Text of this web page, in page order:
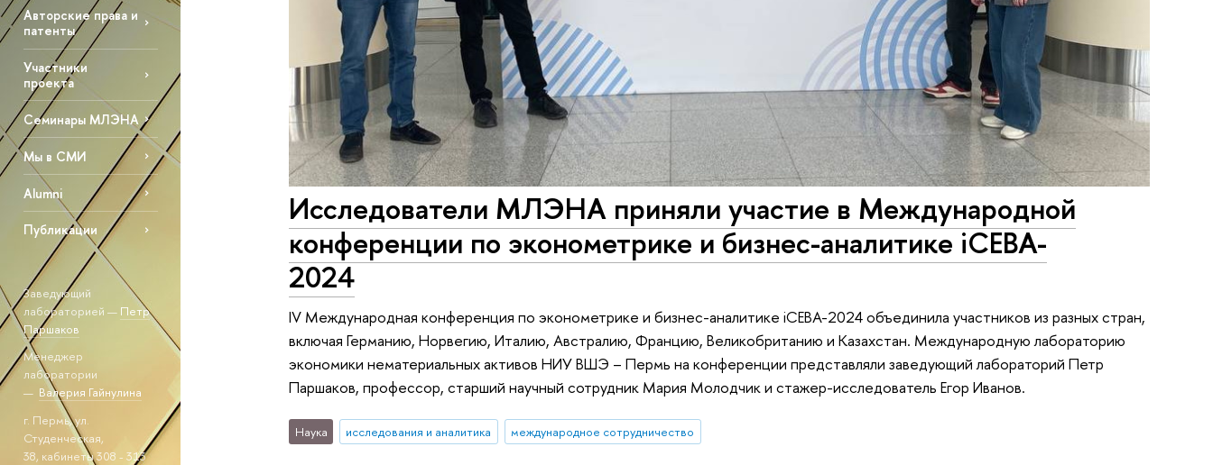
Авторские права и
патенты
Участники
проекта
Семинары МЛЭНА
Мы в СМИ
Alumni
Публикации
Заведующий
лабораторией — Петр
Паршаков
Менеджер
лаборатории
— Валерия Гайнулина
г. Пермь, ул.
Студенческая,
38, кабинеты 308 - 313
Исследователи МЛЭНА приняли участие в Международной
конференции по эконометрике и бизнес-аналитике iCEBA-
2024
IV Международная конференция по эконометрике и бизнес-аналитике iCEBA-2024 объединила участников из разных стран,
включая Германию, Норвегию, Италию, Австралию, Францию, Великобританию и Казахстан. Международную лабораторию
экономики нематериальных активов НИУ ВШЭ – Пермь на конференции представляли заведующий лабораторий Петр
Паршаков, профессор, старший научный сотрудник Мария Молодчик и стажер-исследователь Егор Иванов.
Наука исследования и аналитика международное сотрудничество